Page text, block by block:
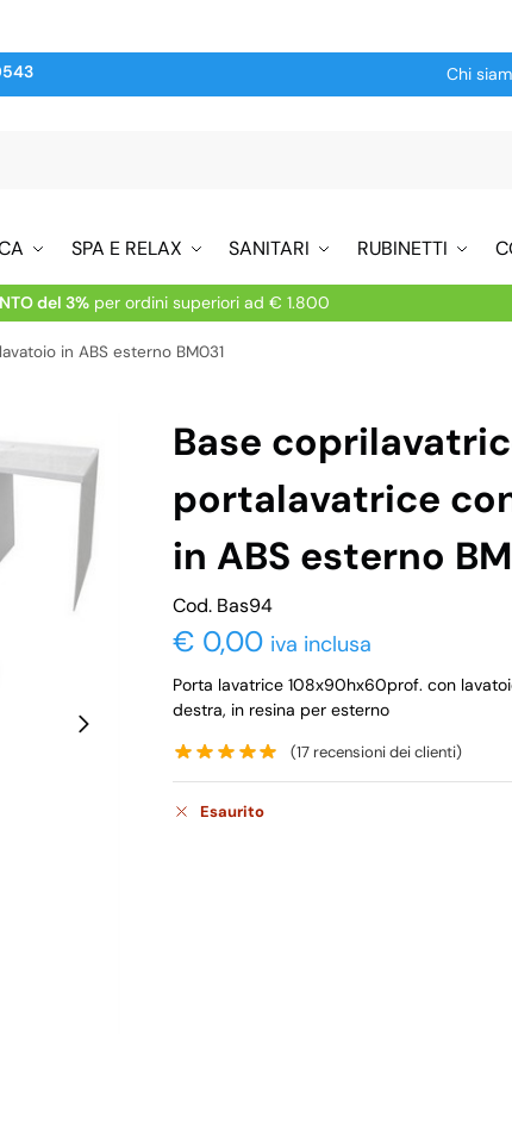
Chi
SPA E RELAX SANITARI RUBINETTI
del 3%per ordini superiori ad € 1.800
in ABS esterno BM031
Base
portalavatrice
in ABS esterno
Cod. Bas94
€ 0,00 iva inclusa
Porta lavatrice 108x90hx60prof. con
destra, in resina per esterno
(17 recensioni dei clienti)
Esaurito